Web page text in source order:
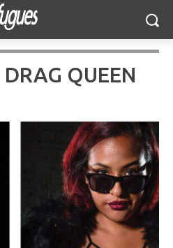
DRAG QUEEN